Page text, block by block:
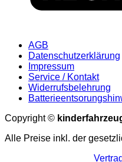
AGB
Datenschutzerklärung
Impressum
Service / Kontakt
Widerrufsbelehrung
Copyright ©
Alle Preise inkl. der